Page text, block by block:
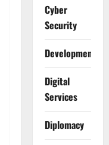
Cyber
Security
Development
Digital
Services
Diplomacy